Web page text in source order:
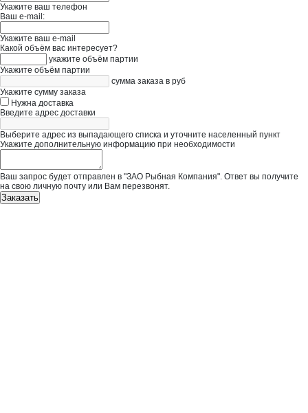
Укажите ваш телефон
Ваш e-mail:
Укажите ваш e-mail
Какой объём вас интересует?
укажите объём партии
Укажите объём партии
сумма заказа в руб
Укажите сумму заказа
Нужна доставка
Введите адрес доставки
Выберите адрес из выпадающего списка и уточните населенный пункт
Укажите дополнительную информацию при необходимости
Ваш запрос будет отправлен в "ЗАО Рыбная Компания". Ответ вы получите
на свою личную почту или Вам перезвонят.
Заказать